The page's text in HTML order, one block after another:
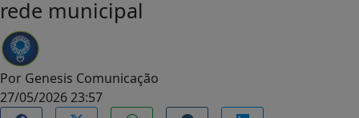
rede municipal
Por Genesis Comunicação
27/05/2026 23:57